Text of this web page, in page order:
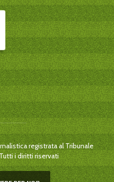
registrata al Tribunale
i diritti riservati